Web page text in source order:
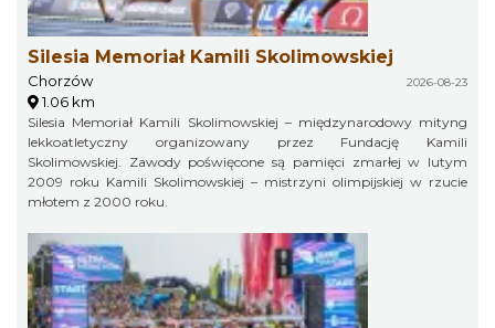
Silesia Memoriał Kamili Skolimowskiej
Chorzów 2026-08-23
1.06 km
Silesia Memoriał Kamili Skolimowskiej – międzynarodowy mityng
lekkoatletyczny organizowany przez Fundację Kamili
Skolimowskiej. Zawody poświęcone są pamięci zmarłej w lutym
2009 roku Kamili Skolimowskiej – mistrzyni olimpijskiej w rzucie
młotem z 2000 roku.